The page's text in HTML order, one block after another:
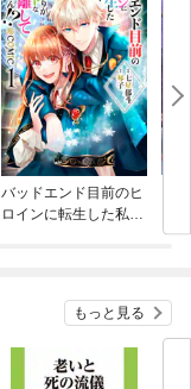
バッドエンド目前のヒ
ロインに転生した私、
もっと見る